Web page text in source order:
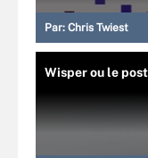
Par: Chris Twiest
Wisper ou le